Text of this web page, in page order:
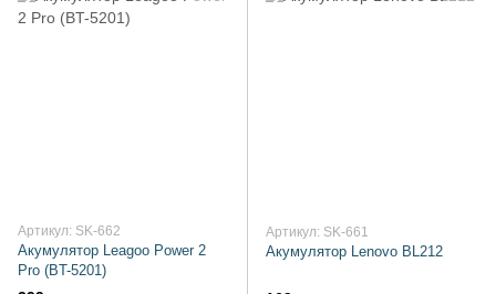
Артикул: SK-662
Акумулятор Leagoo Power 2
Pro (BT-5201)
Артикул: SK-661
Акумулятор Lenovo BL212